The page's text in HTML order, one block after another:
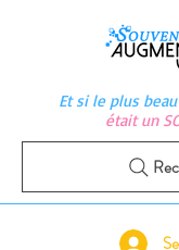
Et si le plus beau
était un